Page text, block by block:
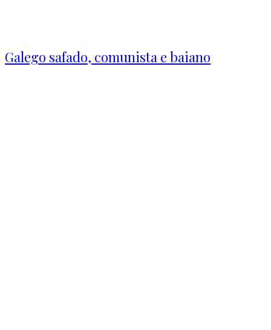
Galego safado, comunista e baiano